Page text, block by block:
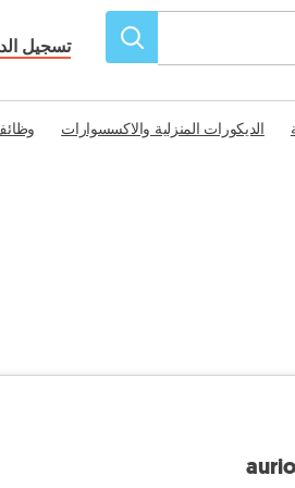
تسجيل
الديكورات المنزلية والاكسسوارات